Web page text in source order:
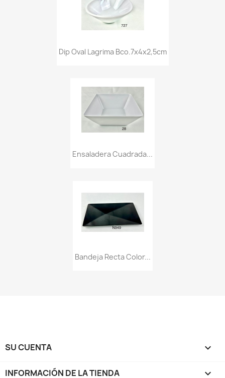
Dip Oval Lagrima Bco.7x4x2,5cm
Ensaladera Cuadrada...
Bandeja Recta Color...
SU CUENTA 
INFORMACIÓN DE LA TIENDA keyboard_arrow_down